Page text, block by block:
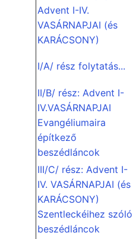
Advent I-IV.
VASÁRNAPJAI (és
KARÁCSONY)
I/A/ rész folytatás...
II/B/ rész: Advent I-
IV.VASÁRNAPJAI
Evangéliumaira
építkező
beszédláncok
III/C/ rész: Advent I-
IV. VASÁRNAPJAI (és
KARÁCSONY)
Szentleckéihez szóló
beszédláncok